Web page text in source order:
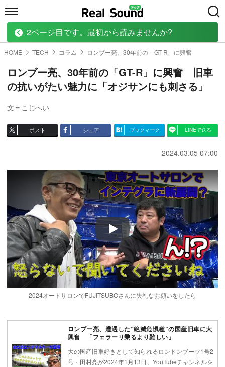
HOME MUSIC MOVIE TECH
HOME TECH コラム ロンブー亮、30年前の「GT-R」に興奮
ロンブー亮、30年前の「GT-R」に興奮 旧車
の抗いがたい魅力に「オジサンにも刺さる」
文＝こじへい
ポスト シェア ブックマーク LINEで送る
2024.03.05 07:00
Play
2024オートサロンでFUJITSUBOさんに失礼なお願いをしたら
ロンブー亮、遭遇した“絶滅危惧種”の国産旧車に大
興奮 「フェラーリ乗るより難しい」
大の国産旧車好きとして知られるロンドンブーツ1号2
号・田村亮が2024年1月13日、YouTubeチャンネルを
2ページ目です。最初から読みませんか?